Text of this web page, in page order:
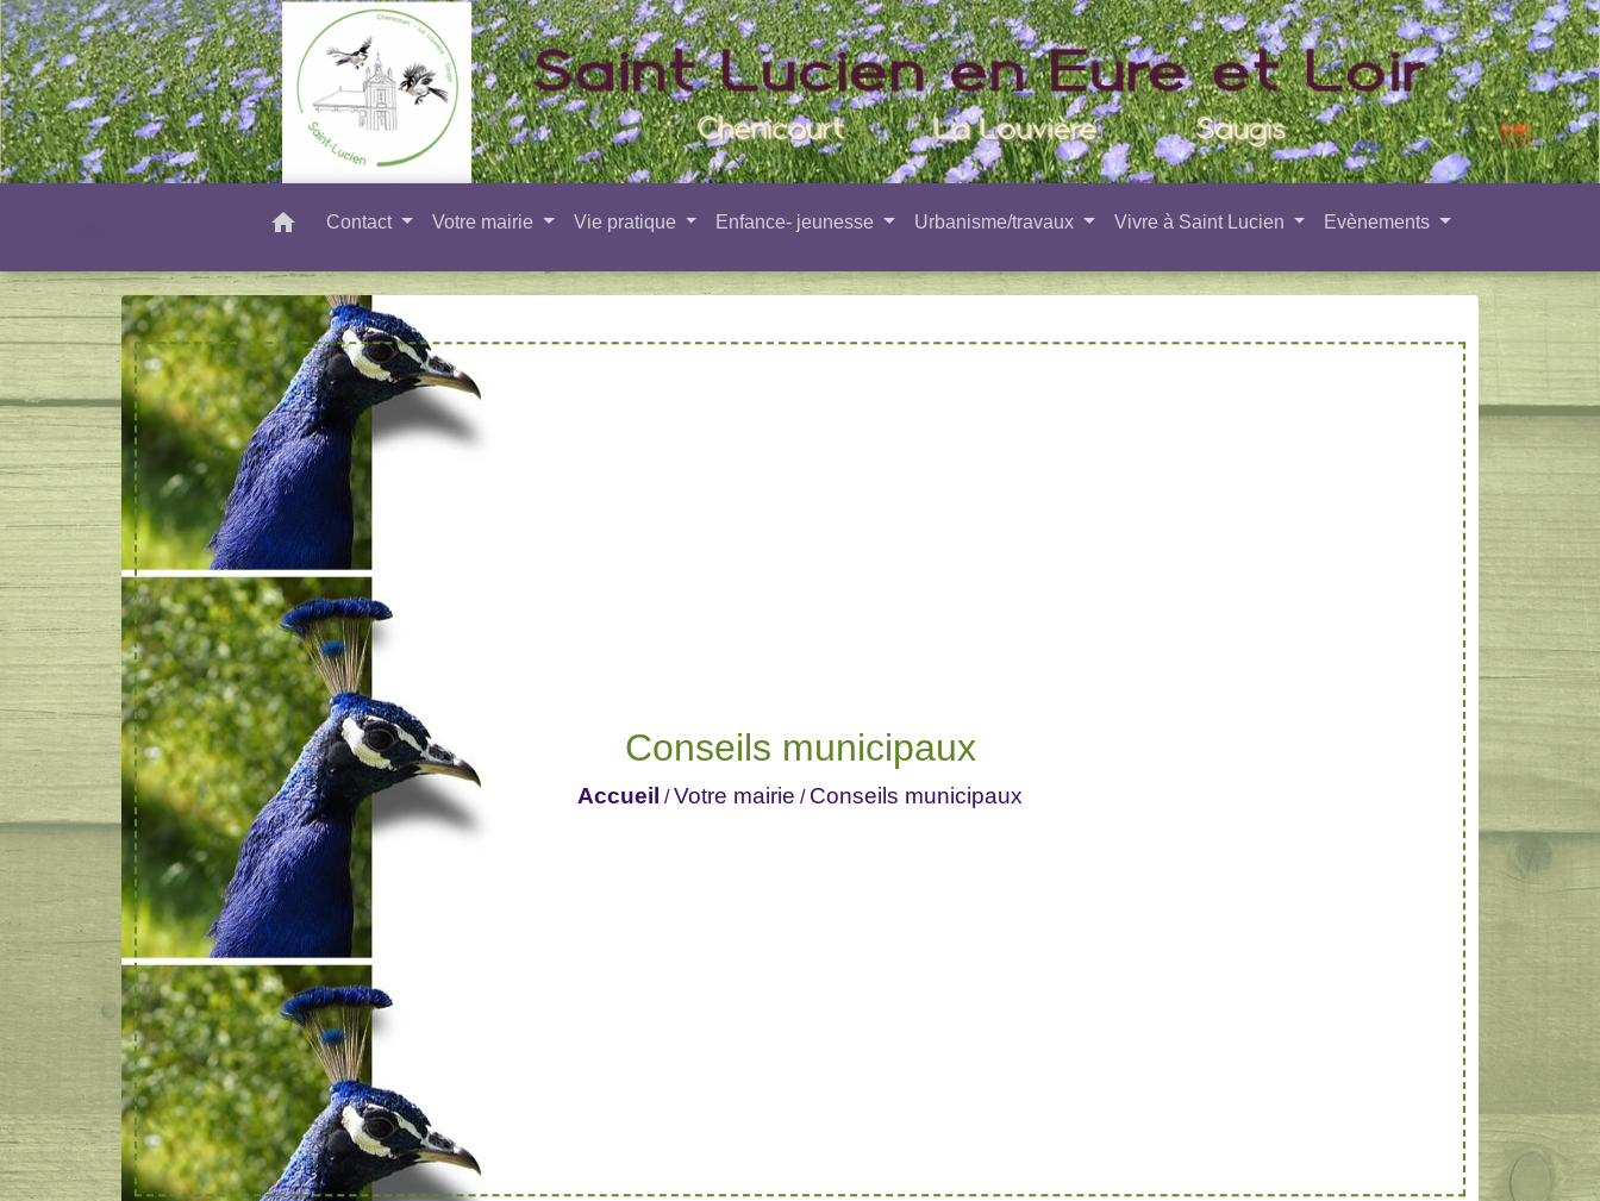
home Contact Votre mairie Vie pratique Enfance- jeunesse Urbanisme/travaux Vivre à Saint Lucien Evènements
Conseils municipaux
Accueil /Votre mairie / Conseils municipaux